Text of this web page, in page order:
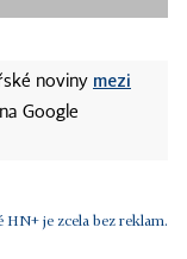
noviny mezi
na Google
HN+ je zcela bez reklam.